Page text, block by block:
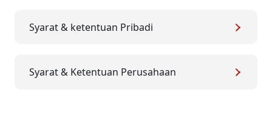
Syarat & ketentuan Pribadi
Syarat & Ketentuan Perusahaan